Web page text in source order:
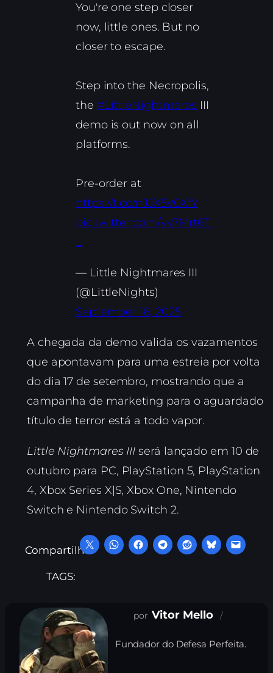
You're one step closer
now, little ones. But no
closer to escape.
Step into the Necropolis,
the #LittleNightmares III
demo is out now on all
platforms.
Pre-order at
https://t.co/nJJX5V0XfY
pic.twitter.com/yv7Mrt6Ti
L
— Little Nightmares III
(@LittleNights)
September 16, 2025
A chegada da demo valida os vazamentos
que apontavam para uma estreia por volta
do dia 17 de setembro, mostrando que a
campanha de marketing para o aguardado
título de terror está a todo vapor.
Little Nightmares III será lançado em 10 de
outubro para PC, PlayStation 5, PlayStation
4, Xbox Series X|S, Xbox One, Nintendo
Switch e Nintendo Switch 2.
Compartilhe:
TAGS:
Vitor Mello
Fundador do Defesa Perfeita.